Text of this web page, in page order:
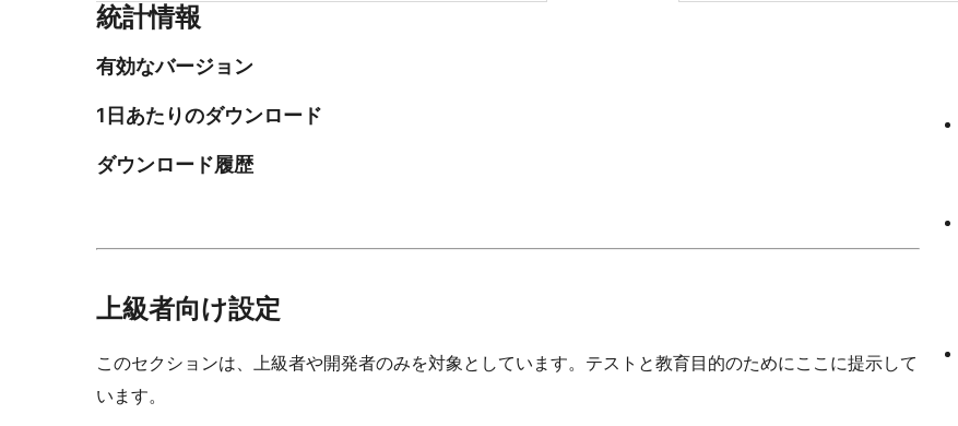
統計情報
有効なバージョン
1日あたりのダウンロード
ダウンロード履歴
上級者向け設定
このセクションは、上級者や開発者のみを対象としています。テストと教育目的のためにここに提示して
います。